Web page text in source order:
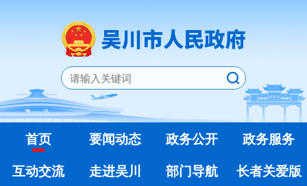
首页 要闻动态 政务公开
政务服务
互动交流
走进吴川 部门导航
长者关爱版